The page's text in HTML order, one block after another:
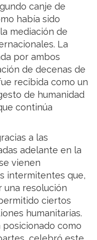
canje de
había sido
mediación de
La
por ambos
de decenas de
recibida como un
de humanidad
continúa
a las
adelante en la
vienen
intermitentes que,
una resolución
ciertos
humanitarias.
posicionado como